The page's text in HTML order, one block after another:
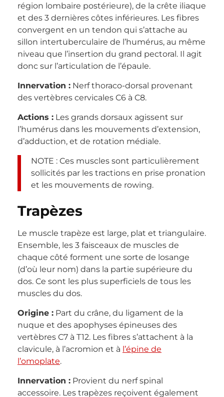
région lombaire postérieure), de la crête iliaque
et des 3 dernières côtes inférieures. Les fibres
convergent en un tendon qui s’attache au
sillon intertuberculaire de l’humérus, au même
niveau que l’insertion du grand pectoral. Il agit
donc sur l’articulation de l’épaule.
Innervation : Nerf thoraco-dorsal provenant
des vertèbres cervicales C6 à C8.
Actions : Les grands dorsaux agissent sur
l’humérus dans les mouvements d’extension,
d’adduction, et de rotation médiale.
NOTE : Ces muscles sont particulièrement
sollicités par les tractions en prise pronation
et les mouvements de rowing.
Trapèzes
Le muscle trapèze est large, plat et triangulaire.
Ensemble, les 3 faisceaux de muscles de
chaque côté forment une sorte de losange
(d’où leur nom) dans la partie supérieure du
dos. Ce sont les plus superficiels de tous les
muscles du dos.
Origine : Part du crâne, du ligament de la
nuque et des apophyses épineuses des
vertèbres C7 à T12. Les fibres s’attachent à la
clavicule, à l’acromion et à l’épine de
l’omoplate.
Innervation : Provient du nerf spinal
accessoire. Les trapèzes reçoivent également